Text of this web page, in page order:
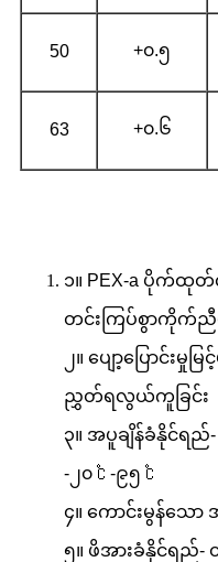
50 +၀.၅
63 +၀.၆
၁။ PEX-a ပိုက်ထုတ်
တင်းကြပ်စွာကိုက်ညီ
၂။ ပျော့ပြောင်းမှု
ညွှတ်ရလွယ်ကူခြင်း
၃။ အပူချိန်ခံနိုင်ရ
-၂၀ ℃ -၉၅ ℃
၄။ ကောင်းမွန်သေ
၅။ ဖိအားခံနိုင်ရည်-